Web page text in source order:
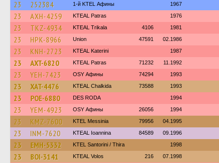
23 252384 1-й KTEL Афины 1967
23 AXH-4259 KTEAL Patras 1976
23 TKZ-4934 KTEAL Trikala 4106 1981
23 HPK-8966 Union 47591 02.1986
23 KNH-2723 KTEAL Katerini 1987
23 AXT-6820 KTEAL Patras 71232 11.1992
23 YEH-7423 OSY Афины 74294 1993
23 XAT-4476 KTEAL Chalkida 73588 1993
23 POE-6880 DES RODA 1994
23 YEM-4923 OSY Афины 26056 1994
23 KMZ-7600 KTEL Messinia 79956 04.1995
23 INM-7620 KTEAL Ioannina 84589 09.1996
23 EMH-5332 KTEL Santorini / Thira 1998
23 BOI-3141 KTEAL Volos 216 07.1998